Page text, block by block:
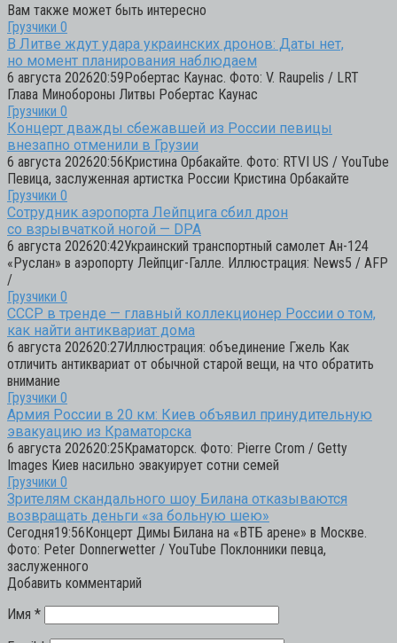
Вам также может быть интересно
Грузчики 0
В Литве ждут удара украинских дронов: Даты нет,
но момент планирования наблюдаем
6 августа 202620:59Робертас Каунас. Фото: V. Raupelis / LRT
Глава Минобороны Литвы Робертас Каунас
Грузчики 0
Концерт дважды сбежавшей из России певицы
внезапно отменили в Грузии
6 августа 202620:56Кристина Орбакайте. Фото: RTVI US / YouTube
Певица, заслуженная артистка России Кристина Орбакайте
Грузчики 0
Сотрудник аэропорта Лейпцига сбил дрон
со взрывчаткой ногой — DPA
6 августа 202620:42Украинский транспортный самолет Ан-124
«Руслан» в аэропорту Лейпциг-Галле. Иллюстрация: News5 / AFP
/
Грузчики 0
СССР в тренде — главный коллекционер России о том,
как найти антиквариат дома
6 августа 202620:27Иллюстрация: объединение Гжель Как
отличить антиквариат от обычной старой вещи, на что обратить
внимание
Грузчики 0
Армия России в 20 км: Киев объявил принудительную
эвакуацию из Краматорска
6 августа 202620:25Краматорск. Фото: Pierre Crom / Getty
Images Киев насильно эвакуирует сотни семей
Грузчики 0
Зрителям скандального шоу Билана отказываются
возвращать деньги «за больную шею»
Сегодня19:56Концерт Димы Билана на «ВТБ арене» в Москве.
Фото: Peter Donnerwetter / YouTube Поклонники певца,
заслуженного
Добавить комментарий
Имя *